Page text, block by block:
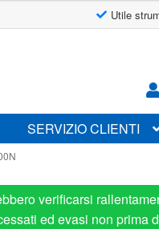
Utile
SERVIZIO CLIENTI
verificarsi
ed evasi non prima